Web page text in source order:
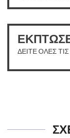
ΔΕΙΤΕ ΟΛΕΣ